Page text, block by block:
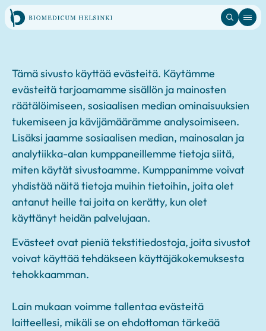
Hyppää
sisältöön
Tämä sivusto käyttää evästeitä. Käytämme
evästeitä tarjoamamme sisällön ja mainosten
räätälöimiseen, sosiaalisen median ominaisuuksien
tukemiseen ja kävijämäärämme analysoimiseen.
Lisäksi jaamme sosiaalisen median, mainosalan ja
analytiikka-alan kumppaneillemme tietoja siitä,
miten käytät sivustoamme. Kumppanimme voivat
yhdistää näitä tietoja muihin tietoihin, joita olet
antanut heille tai joita on kerätty, kun olet
käyttänyt heidän palvelujaan.
Evästeet ovat pieniä tekstitiedostoja, joita sivustot
voivat käyttää tehdäkseen käyttäjäkokemuksesta
tehokkaamman.
Lain mukaan voimme tallentaa evästeitä
laitteellesi, mikäli se on ehdottoman tärkeää